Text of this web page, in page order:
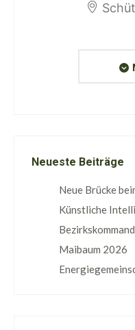
Neueste Beiträge
Neue Brücke
Künstliche
Maibaum 2026